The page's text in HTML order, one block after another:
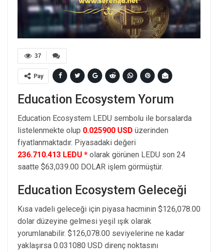
37
Pay
Education Ecosystem Yorum
Education Ecosystem LEDU sembolu ile borsalarda
listelenmekte olup 0.025900 USD üzerinden
fiyatlanmaktadır. Piyasadaki değeri
236.710.413 LEDU * olarak görünen LEDU son 24
saatte $63,039.00 DOLAR işlem görmüştür.
Education Ecosystem Geleceği
Kısa vadeli geleceği için piyasa hacminin $126,078.00
dolar düzeyine gelmesi yeşil ışık olarak
yorumlanabilir. $126,078.00 seviyelerine ne kadar
yaklaşırsa 0.031080 USD direnç noktasını